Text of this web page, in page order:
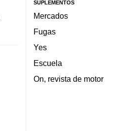
SUPLEMENTOS
Mercados
Fugas
Yes
Escuela
On, revista de motor